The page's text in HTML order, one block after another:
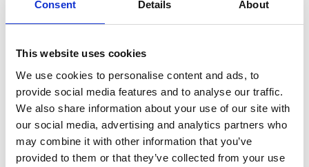
Consent Details About
This website uses cookies
We use cookies to personalise content and ads, to
provide social media features and to analyse our traffic.
We also share information about your use of our site with
our social media, advertising and analytics partners who
may combine it with other information that you’ve
provided to them or that they’ve collected from your use
CAPTCHA